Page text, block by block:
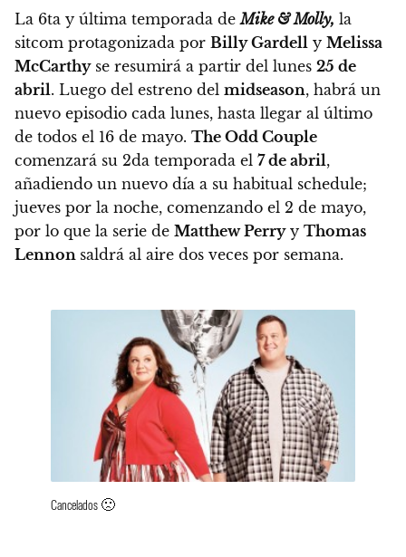
La 6ta y última temporada deMike & Molly, la
sitcom protagonizada por Billy Gardell y Melissa
McCarthyse resumirá a partir del lunes 25 de
abril. Luego del estreno del midseason, habrá un
nuevo episodio cada lunes, hasta llegar al último
de todos el 16 de mayo. The Odd Couple
comenzará su 2da temporada el 7 de abril,
añadiendo un nuevo día a su habitual schedule;
jueves por la noche, comenzando el 2 de mayo,
por lo que la serie de Matthew Perryy Thomas
Lennon saldrá al aire dos veces por semana.
Cancelados 🙁